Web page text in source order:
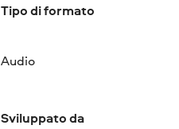
Tipo di formato
Audio
Sviluppato da